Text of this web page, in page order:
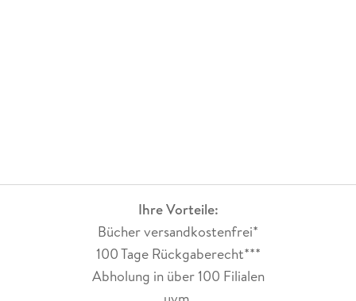
und was sich gut kombinieren lässt ein echter Mehrwert für
Im Anhang finden sich zudem nützliche Hinweise und
Hintergrundinformationen zur Bretagne.
Ihre Vorteile:
Bücher versandkostenfrei*
100 Tage Rückgaberecht***
Abholung in über 100 Filialen